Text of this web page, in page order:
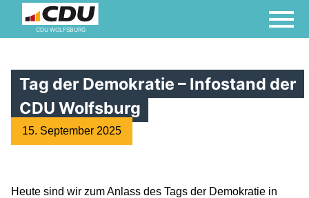
CDU WOLFSBURG
Datenschutzerklärung
Nutzungsbedingungen
Tag der Demokratie – Infostand der
CDU Wolfsburg
15. September 2025
Heute sind wir zum Anlass des Tags der Demokratie in